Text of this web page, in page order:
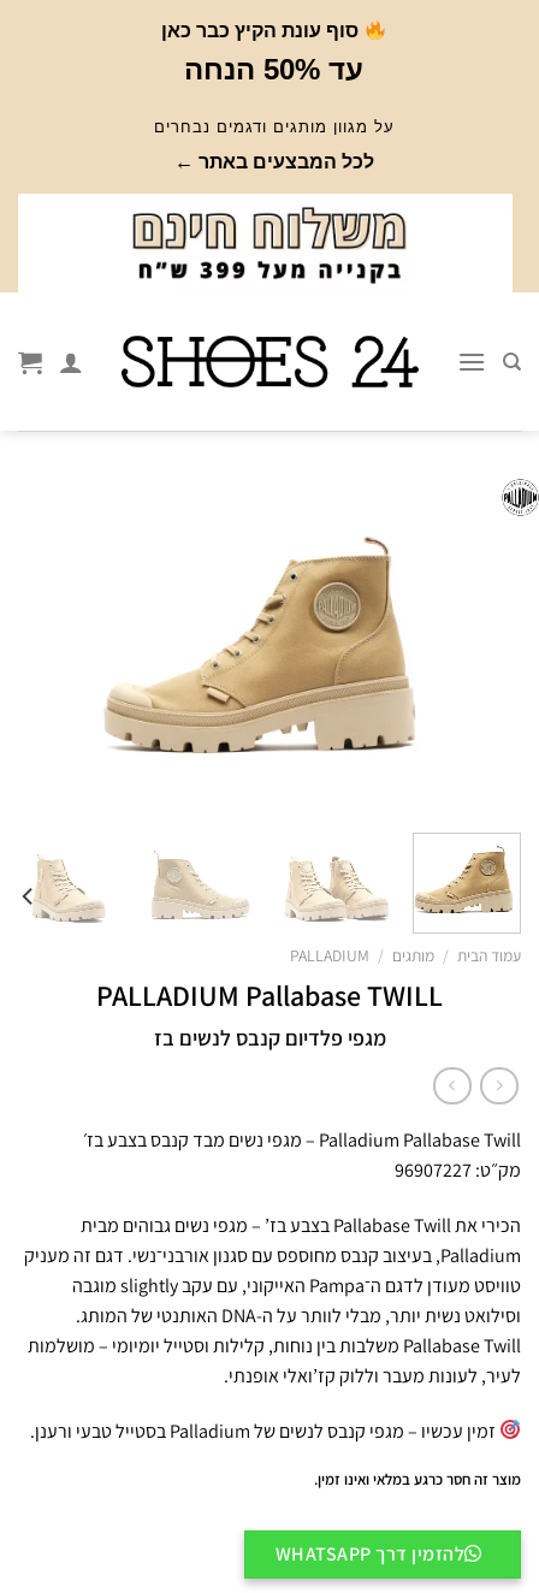
סוף עונת הקיץ כבר כאן
עד 50% הנחה
על מגוון מותגים ודגמים נבחרים
לכל המבצעים באתר ←
עמוד הבית / מותגים /
PALLADIUM
PALLADIUM Pallabase TWILL
מגפי פלדיום קנבס לנשים בז
Palladium Pallabase Twill – מגפי נשים מבד קנבס בצבע בז׳
מק״ט: 96907227
הכירי את Pallabase Twill בצבע בז’ – מגפי נשים גבוהים מבית
Palladium, בעיצוב קנבס מחוספס עם סגנון אורבני־נשי. דגם זה מעניק
טוויסט מעודן לדגם ה־Pampa האייקוני, עם עקב slightly מוגבה
וסילואט נשית יותר, מבלי לוותר על ה-DNA האותנטי של המותג.
Pallabase Twill משלבות בין נוחות, קלילות וסטייל יומיומי – מושלמות
לעיר, לעונות מעבר וללוק קז’ואלי אופנתי.
זמין עכשיו – מגפי קנבס לנשים של Palladium בסטייל טבעי ורענן.
מוצר זה חסר כרגע במלאי ואינו זמין.
להזמין דרך WHATSAPP